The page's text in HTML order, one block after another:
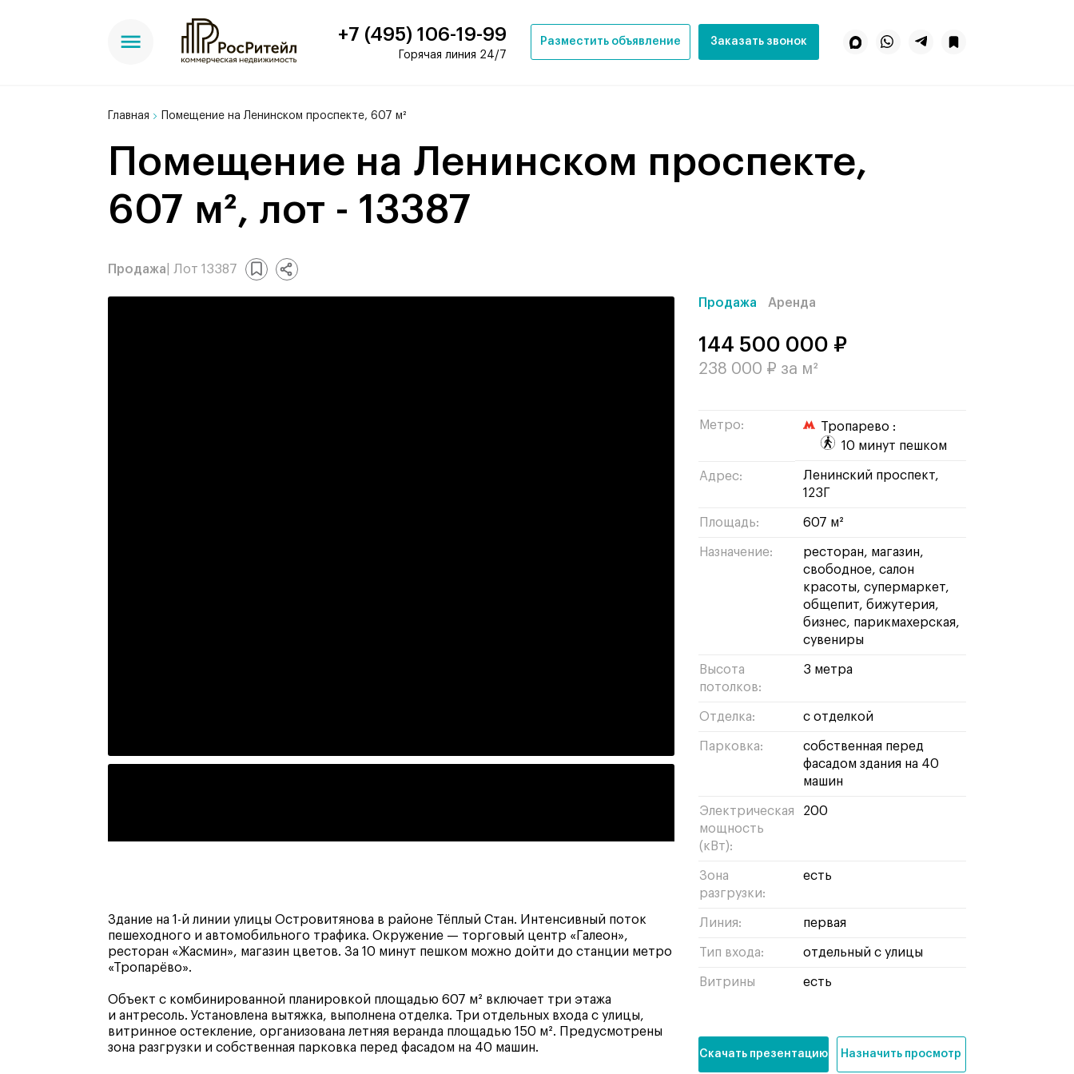
+7 (495) 106-19-99
Горячая линия 24/7
Разместить объявление Заказать звонок
Главная Помещение на Ленинском проспекте, 607 м²
Помещение на Ленинском проспекте,
607 м², лот - 13387
Продажа | Лот 13387
Здание на 1-й линии улицы Островитянова в районе Тёплый Стан. Интенсивный поток
пешеходного и автомобильного трафика. Окружение — торговый центр «Галеон»,
ресторан «Жасмин», магазин цветов. За 10 минут пешком можно дойти до станции метро
«Тропарёво».
Объект с комбинированной планировкой площадью 607 м² включает три этажа
и антресоль. Установлена вытяжка, выполнена отделка. Три отдельных входа с улицы,
витринное остекление, организована летняя веранда площадью 150 м². Предусмотрены
зона разгрузки и собственная парковка перед фасадом на 40 машин.
Продажа Аренда
144 500 000 ₽
238 000 ₽ за м²
Метро:
Тропарево :
10 минут пешком
Адрес:
Ленинский проспект,
123Г
Площадь: 607 м²
Назначение: ресторан
магазин
свободное салон
красоты супермаркет
общепит бижутерия
бизнес
парикмахерская
сувениры
Высота
потолков:
3 метра
Отделка: с отделкой
Парковка:
собственная перед
фасадом здания на 40
машин
Электрическая
мощность
(кВт):
200
Зона
разгрузки:
есть
Линия: первая
Тип входа: отдельный с улицы
Витрины есть
Скачать презентацию Назначить просмотр